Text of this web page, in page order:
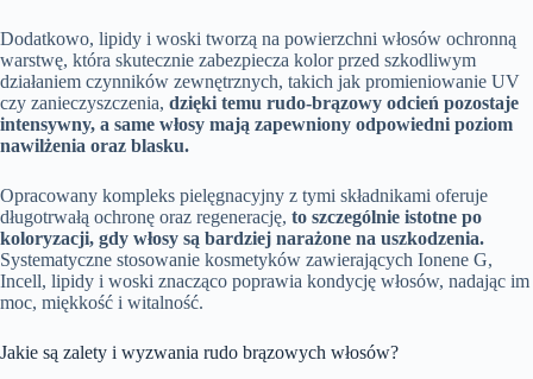
Dodatkowo, lipidy i woski tworzą na powierzchni włosów ochronną
warstwę, która skutecznie zabezpiecza kolor przed szkodliwym
działaniem czynników zewnętrznych, takich jak promieniowanie UV
czy zanieczyszczenia, dzięki temu rudo-brązowy odcień pozostaje
intensywny, a same włosy mają zapewniony odpowiedni poziom
nawilżenia oraz blasku.
Opracowany kompleks pielęgnacyjny z tymi składnikami oferuje
długotrwałą ochronę oraz regenerację, to szczególnie istotne po
koloryzacji, gdy włosy są bardziej narażone na uszkodzenia.
Systematyczne stosowanie kosmetyków zawierających Ionene G,
Incell, lipidy i woski znacząco poprawia kondycję włosów, nadając im
moc, miękkość i witalność.
Jakie są zalety i wyzwania rudo brązowych włosów?